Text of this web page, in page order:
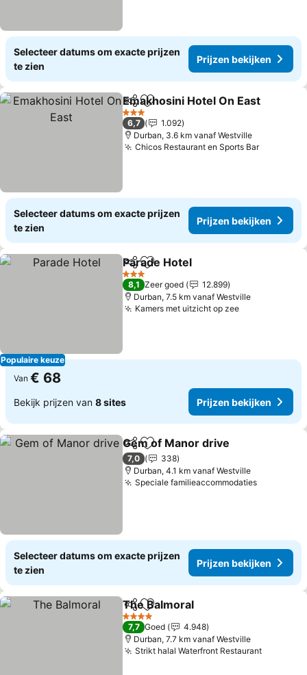
Selecteer datums om exacte prijzen
te zien
Prijzen bekijken
DelenToevoegen aan favorieten
Emakhosini Hotel On East
3 Sterren
6,7
1.092
Durban, 3.6 km vanaf Westville
Chicos Restaurant en Sports Bar
Selecteer datums om exacte prijzen
te zien
Prijzen bekijken
Populaire keuze
DelenToevoegen aan favorieten
Parade Hotel
3 Sterren
8,1 Zeer goed
12.899
Durban, 7.5 km vanaf Westville
Kamers met uitzicht op zee
Van € 68
Bekijk prijzen van 8 sites Prijzen bekijken
DelenToevoegen aan favorieten
Gem of Manor drive
7,0
338
Durban, 4.1 km vanaf Westville
Speciale familieaccommodaties
Selecteer datums om exacte prijzen
te zien
Prijzen bekijken
DelenToevoegen aan favorieten
The Balmoral
4 Sterren
7,7 Goed
4.948
Durban, 7.7 km vanaf Westville
Strikt halal Waterfront Restaurant